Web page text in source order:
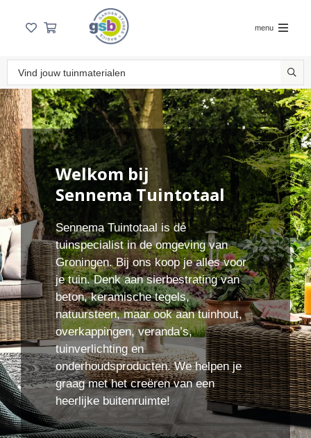
menu
Welkom bij
Sennema Tuintotaal
Sennema Tuintotaal is dé
tuinspecialist in de omgeving van
Groningen. Bij ons koop je alles voor
je tuin. Denk aan sierbestrating van
beton, keramische tegels,
natuursteen, maar ook aan tuinhout,
overkappingen, veranda’s,
tuinverlichting en
onderhoudsproducten. We helpen je
graag met het creëren van een
heerlijke buitenruimte!